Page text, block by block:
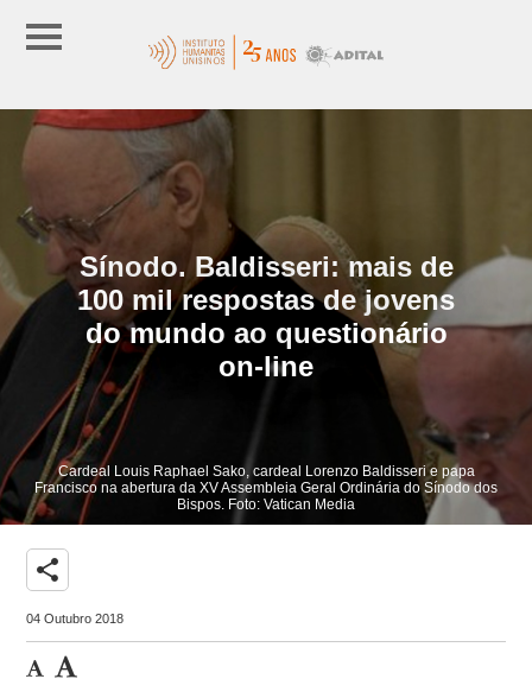
Sínodo. Baldisseri: mais de
100 mil respostas de jovens
do mundo ao questionário
on-line
Cardeal Louis Raphael Sako, cardeal Lorenzo Baldisseri e papa
Francisco na abertura da XV Assembleia Geral Ordinária do Sínodo dos
Bispos. Foto: Vatican Media
share
04 Outubro 2018